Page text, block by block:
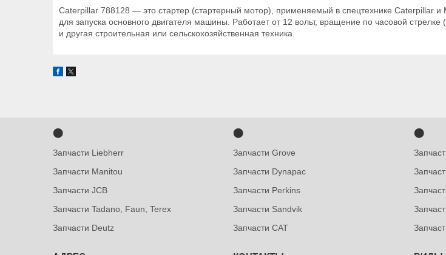
Caterpillar 788128 — это стартер (стартерный мотор), применяемый в спецтехнике Caterpillar и
для запуска основного двигателя машины. Работает от 12 вольт, вращение по часовой стрелке
и другая строительная или сельскохозяйственная техника.
⬤
Запчасти Liebherr
Запчасти Manitou
Запчасти JCB
Запчасти Tadano, Faun, Terex
Запчасти Deutz
⬤
Запчасти Grove
Запчасти Dynapac
Запчасти Perkins
Запчасти Sandvik
Запчасти CAT
⬤